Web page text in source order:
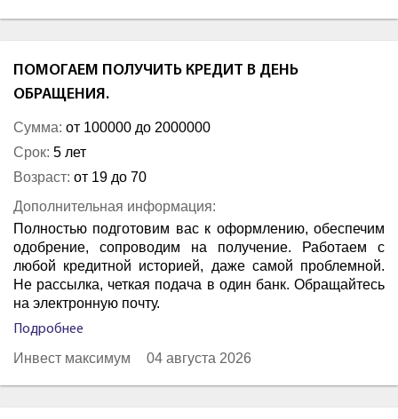
ПОМОГАЕМ ПОЛУЧИТЬ КРЕДИТ В ДЕНЬ
ОБРАЩЕНИЯ.
Сумма: от 100000 до 2000000
Срок: 5 лет
Возраст: от 19 до 70
Дополнительная информация:
Полностью подготовим вас к оформлению, обеспечим
одобрение, сопроводим на получение. Работаем с
любой кредитной историей, даже самой проблемной.
Не рассылка, четкая подача в один банк. Обращайтесь
на электронную почту.
Подробнее
Инвест максимум 04 августа 2026